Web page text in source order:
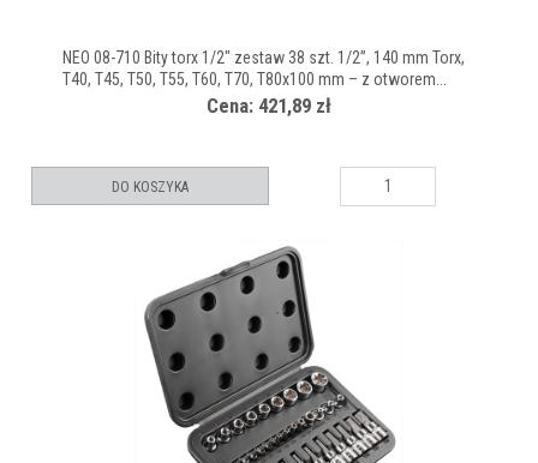
NEO 08-710 Bity torx 1/2" zestaw 38 szt. 1/2”, 140 mm Torx,
T40, T45, T50, T55, T60, T70, T80x100 mm – z otworem...
Cena: 421,89 zł
DO KOSZYKA